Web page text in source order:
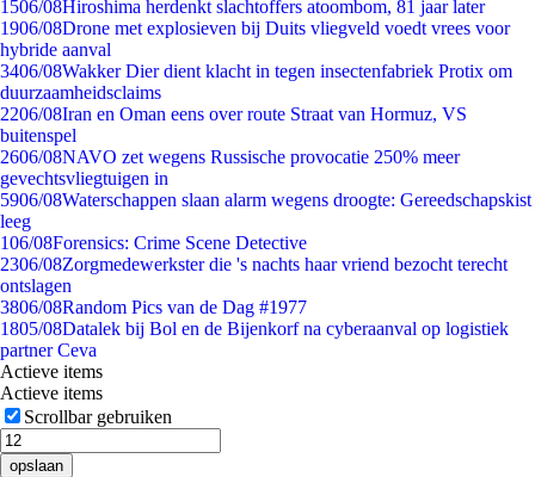
1506/08Hiroshima herdenkt slachtoffers atoombom, 81 jaar later
1906/08Drone met explosieven bij Duits vliegveld voedt vrees voor
hybride aanval
3406/08Wakker Dier dient klacht in tegen insectenfabriek Protix om
duurzaamheidsclaims
2206/08Iran en Oman eens over route Straat van Hormuz, VS
buitenspel
2606/08NAVO zet wegens Russische provocatie 250% meer
gevechtsvliegtuigen in
5906/08Waterschappen slaan alarm wegens droogte: Gereedschapskist
leeg
106/08Forensics: Crime Scene Detective
2306/08Zorgmedewerkster die 's nachts haar vriend bezocht terecht
ontslagen
3806/08Random Pics van de Dag #1977
1805/08Datalek bij Bol en de Bijenkorf na cyberaanval op logistiek
partner Ceva
Actieve items
Actieve items
Scrollbar gebruiken
opslaan